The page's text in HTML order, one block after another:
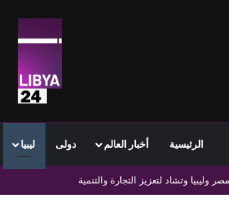
الرئيسية أخبار العالم دولى ليبيا
وتشاد لتعزيز التجارة والتنمية